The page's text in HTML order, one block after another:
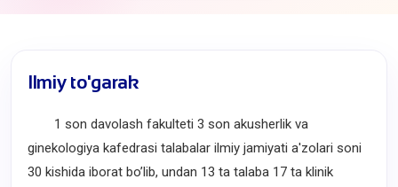
Ilmiy to'garak
1 son davolash fakulteti 3 son akusherlik va
ginekologiya kafedrasi talabalar ilmiy jamiyati a'zolari soni
30 kishida iborat bo’lib, undan 13 ta talaba 17 ta klinik